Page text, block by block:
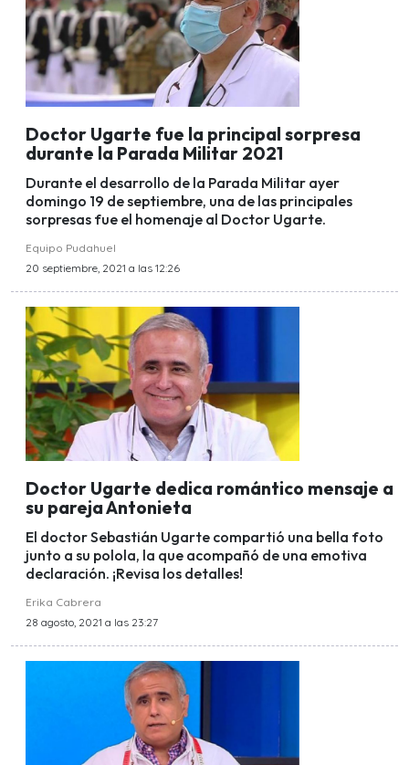
Doctor Ugarte fue la principal sorpresa
durante la Parada Militar 2021
Durante el desarrollo de la Parada Militar ayer
domingo 19 de septiembre, una de las principales
sorpresas fue el homenaje al Doctor Ugarte.
Equipo Pudahuel
20 septiembre, 2021 a las 12:26
Doctor Ugarte dedica romántico mensaje a
su pareja Antonieta
El doctor Sebastián Ugarte compartió una bella foto
junto a su polola, la que acompañó de una emotiva
declaración. ¡Revisa los detalles!
Erika Cabrera
28 agosto, 2021 a las 23:27